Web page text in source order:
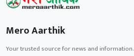
Mero Aarthik
Your trusted source for news and information.